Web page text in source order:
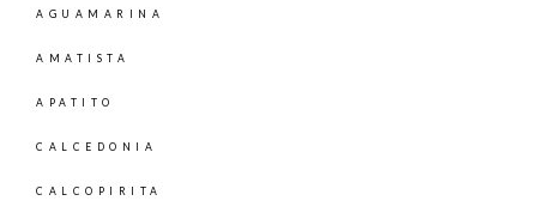
AGUAMARINA
AMATISTA
APATITO
CALCEDONIA
CALCOPIRITA